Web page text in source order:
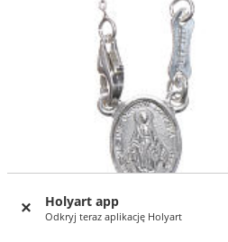
Holyart app
Odkryj teraz aplikację Holyart